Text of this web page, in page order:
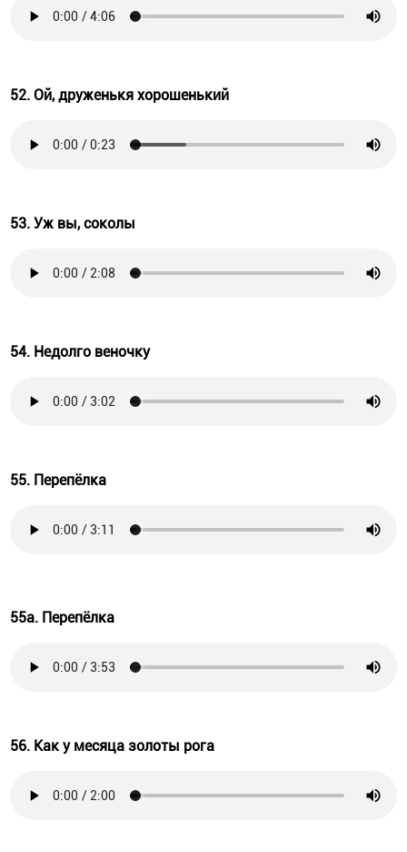
52. Ой, друженькя хорошенький
53. Уж вы, соколы
54. Недолго веночку
55. Перепёлка
55а. Перепёлка
56. Как у месяца золоты рога